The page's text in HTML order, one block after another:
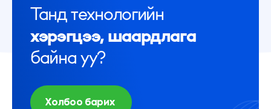
Танд технологийн
хэрэгцээ, шаардлага
байна уу?
Холбоо барих